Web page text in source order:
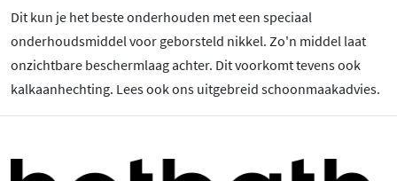
Dit kun je het beste onderhouden met een speciaal
onderhoudsmiddel voor geborsteld nikkel. Zo'n middel laat
onzichtbare beschermlaag achter. Dit voorkomt tevens ook
kalkaanhechting. Lees ook ons uitgebreid schoonmaakadvies.